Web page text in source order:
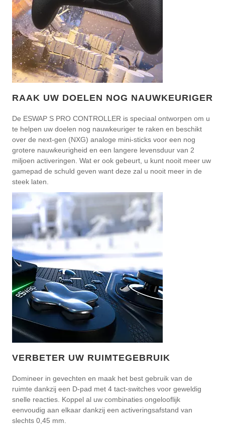
RAAK UW DOELEN NOG NAUWKEURIGER
De ESWAP S PRO CONTROLLER is speciaal ontworpen om u
te helpen uw doelen nog nauwkeuriger te raken en beschikt
over de next-gen (NXG) analoge mini-sticks voor een nog
grotere nauwkeurigheid en een langere levensduur van 2
miljoen activeringen. Wat er ook gebeurt, u kunt nooit meer uw
gamepad de schuld geven want deze zal u nooit meer in de
steek laten.
VERBETER UW RUIMTEGEBRUIK
Domineer in gevechten en maak het best gebruik van de
ruimte dankzij een D-pad met 4 tact-switches voor geweldig
snelle reacties. Koppel al uw combinaties ongelooflijk
eenvoudig aan elkaar dankzij een activeringsafstand van
slechts 0,45 mm.